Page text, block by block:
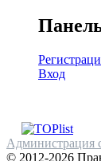
Вход
Администрация
© 2012-2026